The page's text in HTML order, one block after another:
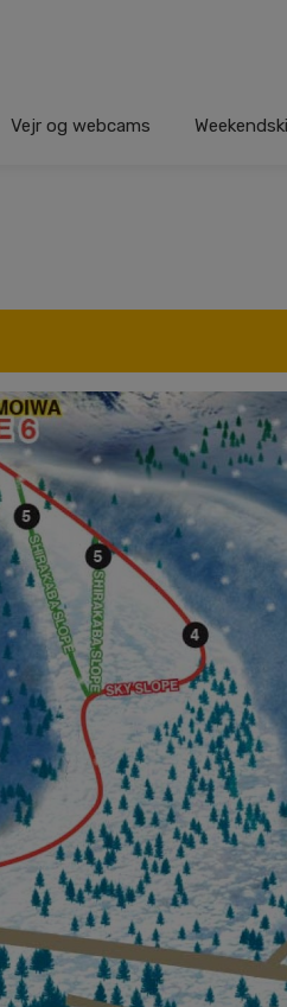
Vejr og webcams Weekendski